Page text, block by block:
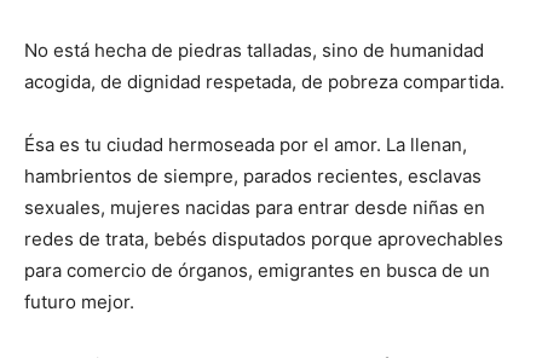
No está hecha de piedras talladas, sino de humanidad
acogida, de dignidad respetada, de pobreza compartida.
Ésa es tu ciudad hermoseada por el amor. La llenan,
hambrientos de siempre, parados recientes, esclavas
sexuales, mujeres nacidas para entrar desde niñas en
redes de trata, bebés disputados porque aprovechables
para comercio de órganos, emigrantes en busca de un
futuro mejor.